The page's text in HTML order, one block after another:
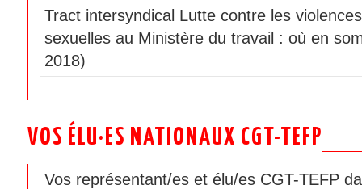
Tract intersyndical Lutte contre les
sexuelles au Ministère du travail : où en
2018)
VOS ÉLU·ES NATIONAUX CGT-TEFP
Vos représentant/es et élu/es CGT-TEFP